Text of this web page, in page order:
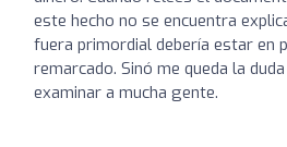
este hecho no se encuentra
fuera primordial debería estar en
remarcado. Sinó me queda la
examinar a mucha gente.